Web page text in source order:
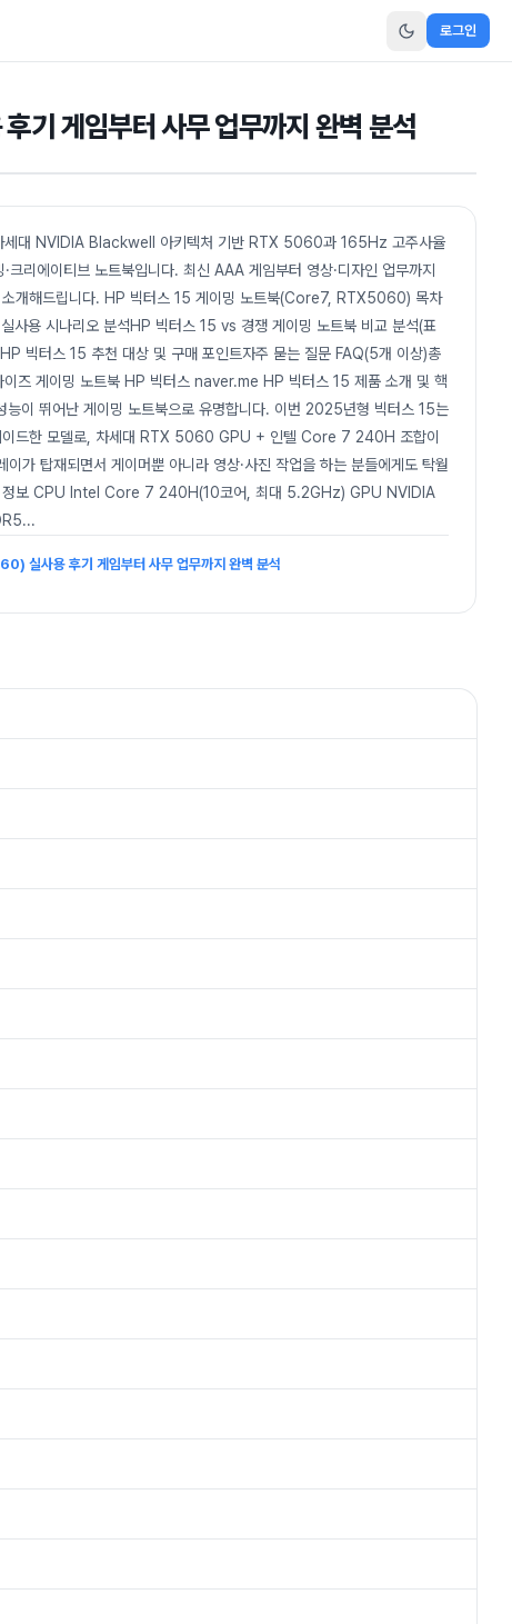
로그인
게임부터 사무 업무까지 완벽 분석
대 NVIDIA Blackwell 아키텍처 기반 RTX 5060과 165Hz 고주사율
리에이티브 노트북입니다. 최신 AAA 게임부터 영상·디자인 업무까지
소개해드립니다. HP 빅터스 15 게이밍 노트북(Core7, RTX5060) 목차
사용 시나리오 분석HP 빅터스 15 vs 경쟁 게이밍 노트북 비교 분석(표
빅터스 15 추천 대상 및 구매 포인트자주 묻는 질문 FAQ(5개 이상)총
즈 게이밍 노트북 HP 빅터스 naver.me HP 빅터스 15 제품 소개 및 핵
능이 뛰어난 게이밍 노트북으로 유명합니다. 이번 2025년형 빅터스 15는
이드한 모델로, 차세대 RTX 5060 GPU + 인텔 Core 7 240H 조합이
탑재되면서 게이머뿐 아니라 영상·사진 작업을 하는 분들에게도 탁월
정보 CPU Intel Core 7 240H(10코어, 최대 5.2GHz) GPU NVIDIA
...
실사용 후기 게임부터 사무 업무까지 완벽 분석